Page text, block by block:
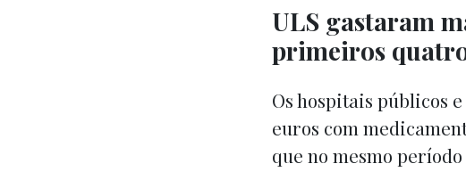
ULS gastaram
primeiros
Os hospitais públicos
euros com
que no mesmo